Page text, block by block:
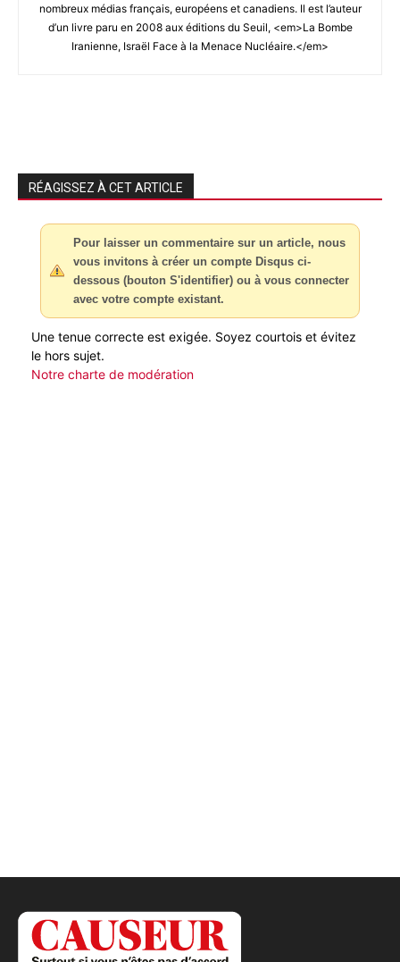
nombreux médias français, européens et canadiens. Il est l’auteur
d’un livre paru en 2008 aux éditions du Seuil, <em>La Bombe
Iranienne, Israël Face à la Menace Nucléaire.</em>
RÉAGISSEZ À CET ARTICLE
Pour laisser un commentaire sur un article, nous
vous invitons à créer un compte Disqus ci-
dessous (bouton S'identifier) ou à vous connecter
avec votre compte existant.
Une tenue correcte est exigée. Soyez courtois et évitez
le hors sujet.
Notre charte de modération